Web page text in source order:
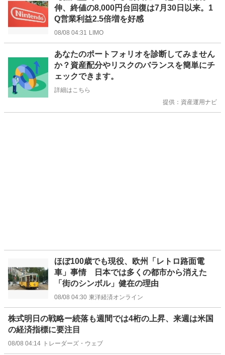
伸、終値の8,000円台回復は7月30日以来。1
Q営業利益2.5倍増を好感
08/08 04:31 LIMO
あなたのポートフォリオを診断してみません
か？資産配分やリスクのバランスを簡単にチ
ェックできます。
詳細はこちら
提供：資産運用ナビ
ほぼ100歳でも現役、欧州「レトロ路面電
車」事情 日本では多くの都市から消えた
「街のシンボル」健在の理由
08/08 04:30 東洋経済オンライン
株式明日の戦略ー続落も週間では4桁の上昇、来週は米国
の経済指標に要注目
08/08 04:14 トレーダーズ・ウェブ